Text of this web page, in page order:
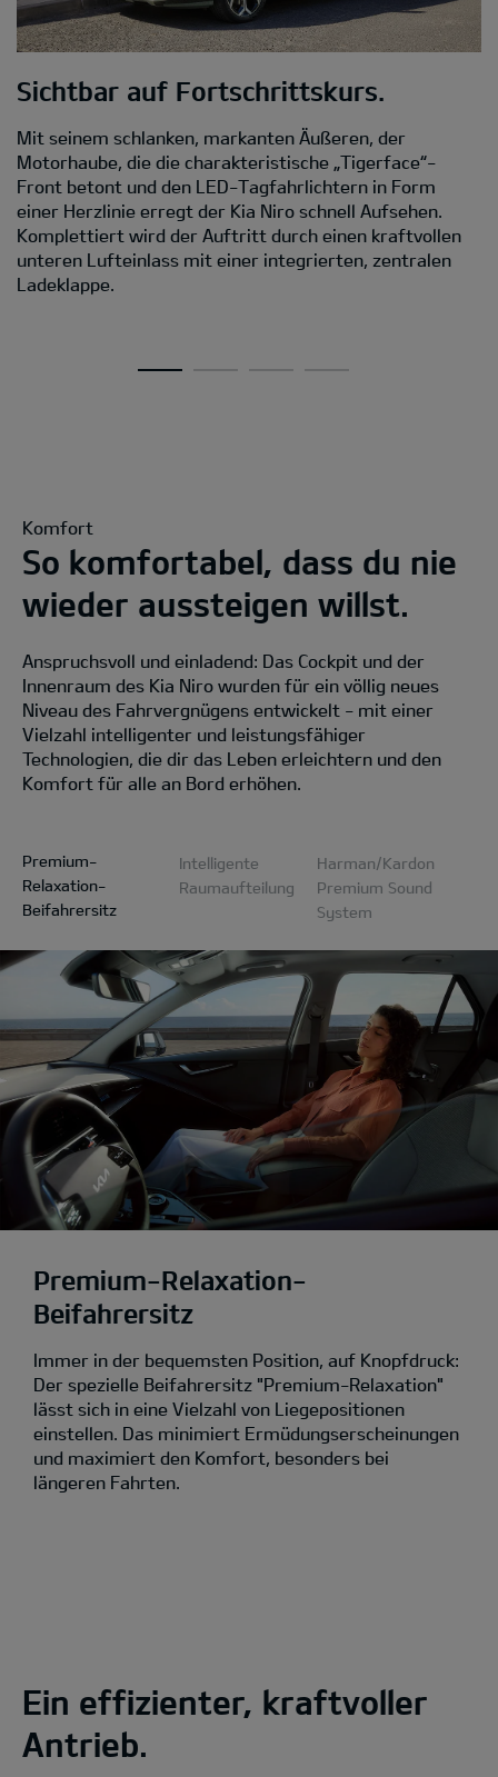
Sichtbar auf Fortschrittskurs.
Mit seinem schlanken, markanten Äußeren, der
Motorhaube, die die charakteristische „Tigerface“-
Front betont und den LED-Tagfahrlichtern in Form
einer Herzlinie erregt der Kia Niro schnell Aufsehen.
Komplettiert wird der Auftritt durch einen kraftvollen
unteren Lufteinlass mit einer integrierten, zentralen
Ladeklappe.
Komfort
So komfortabel, dass du nie
wieder aussteigen willst.
Anspruchsvoll und einladend: Das Cockpit und der
Innenraum des Kia Niro wurden für ein völlig neues
Niveau des Fahrvergnügens entwickelt - mit einer
Vielzahl intelligenter und leistungsfähiger
Technologien, die dir das Leben erleichtern und den
Komfort für alle an Bord erhöhen.
Premium-
Relaxation-
Beifahrersitz
Intelligente
Raumaufteilung
Harman/Kardon
Premium Sound
System
Premium-Relaxation-
Beifahrersitz
Immer in der bequemsten Position, auf Knopfdruck:
Der spezielle Beifahrersitz "Premium-Relaxation"
lässt sich in eine Vielzahl von Liegepositionen
einstellen. Das minimiert Ermüdungserscheinungen
und maximiert den Komfort, besonders bei
längeren Fahrten.
Ein effizienter, kraftvoller
Antrieb.